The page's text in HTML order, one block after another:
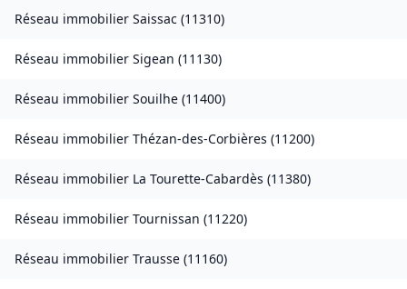
Réseau immobilier Saissac (11310)
Réseau immobilier Sigean (11130)
Réseau immobilier Souilhe (11400)
Réseau immobilier Thézan-des-Corbières (11200)
Réseau immobilier La Tourette-Cabardès (11380)
Réseau immobilier Tournissan (11220)
Réseau immobilier Trausse (11160)